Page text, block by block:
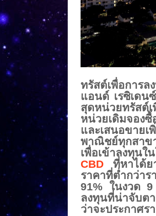
ทรัสต์เพื่อการล
แอนด์ เรซิเดน
สุดหน่วยทรัสต์
หน่วยเดิมจอง
และเสนอขายเพิ่
พาณิชย์ทุกสาข
เพื่อเข้าลงทุนใ
CBD ที่หาได้ย
ราคาที่ต่ำกว่าร
91% ในงวด
ลงทุนที่น่าจับต
ว่าจะประกาศร